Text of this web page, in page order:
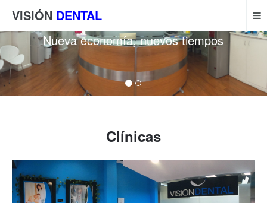
VISIÓN DENTAL
Nueva economía, nuevos tiempos
Clínicas